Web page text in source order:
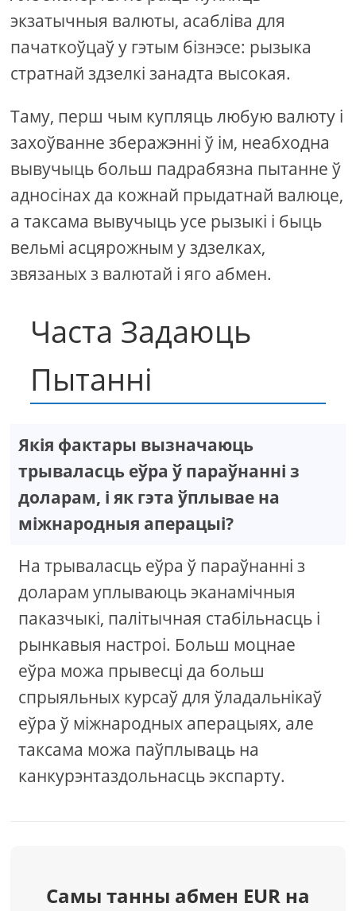
экзатычныя валюты, асабліва для
пачаткоўцаў у гэтым бізнэсе: рызыка
стратнай здзелкі занадта высокая.
Таму, перш чым купляць любую валюту і
захоўванне зберажэнні ў ім, неабходна
вывучыць больш падрабязна пытанне ў
адносінах да кожнай прыдатнай валюце,
а таксама вывучыць усе рызыкі і быць
вельмі асцярожным у здзелках,
звязаных з валютай і яго абмен.
Часта Задаюць
Пытанні
Якія фактары вызначаюць
трываласць еўра ў параўнанні з
доларам, і як гэта ўплывае на
міжнародныя аперацыі?
На трываласць еўра ў параўнанні з
доларам уплываюць эканамічныя
паказчыкі, палітычная стабільнасць і
рынкавыя настроі. Больш моцнае
еўра можа прывесці да больш
спрыяльных курсаў для ўладальнікаў
еўра ў міжнародных аперацыях, але
таксама можа паўплываць на
канкурэнтаздольнасць экспарту.
Самы танны абмен EUR на